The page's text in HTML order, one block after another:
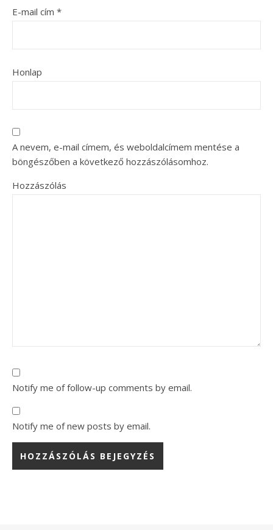
E-mail cím *
Honlap
A nevem, e-mail címem, és weboldalcímem mentése a
böngészőben a következő hozzászólásomhoz.
Hozzászólás
Notify me of follow-up comments by email.
Notify me of new posts by email.